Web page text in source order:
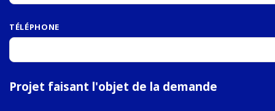
TÉLÉPHONE
Projet faisant l'objet de la demande